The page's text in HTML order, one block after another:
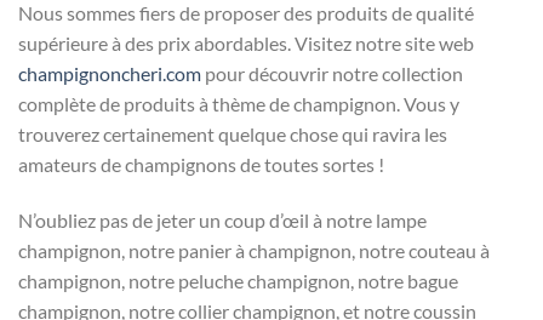
Nous sommes fiers de proposer des produits de qualité
supérieure à des prix abordables. Visitez notre site web
champignoncheri.com pour découvrir notre collection
complète de produits à thème de champignon. Vous y
trouverez certainement quelque chose qui ravira les
amateurs de champignons de toutes sortes !
N’oubliez pas de jeter un coup d’œil à notre lampe
champignon, notre panier à champignon, notre couteau à
champignon, notre peluche champignon, notre bague
champignon, notre collier champignon, et notre coussin